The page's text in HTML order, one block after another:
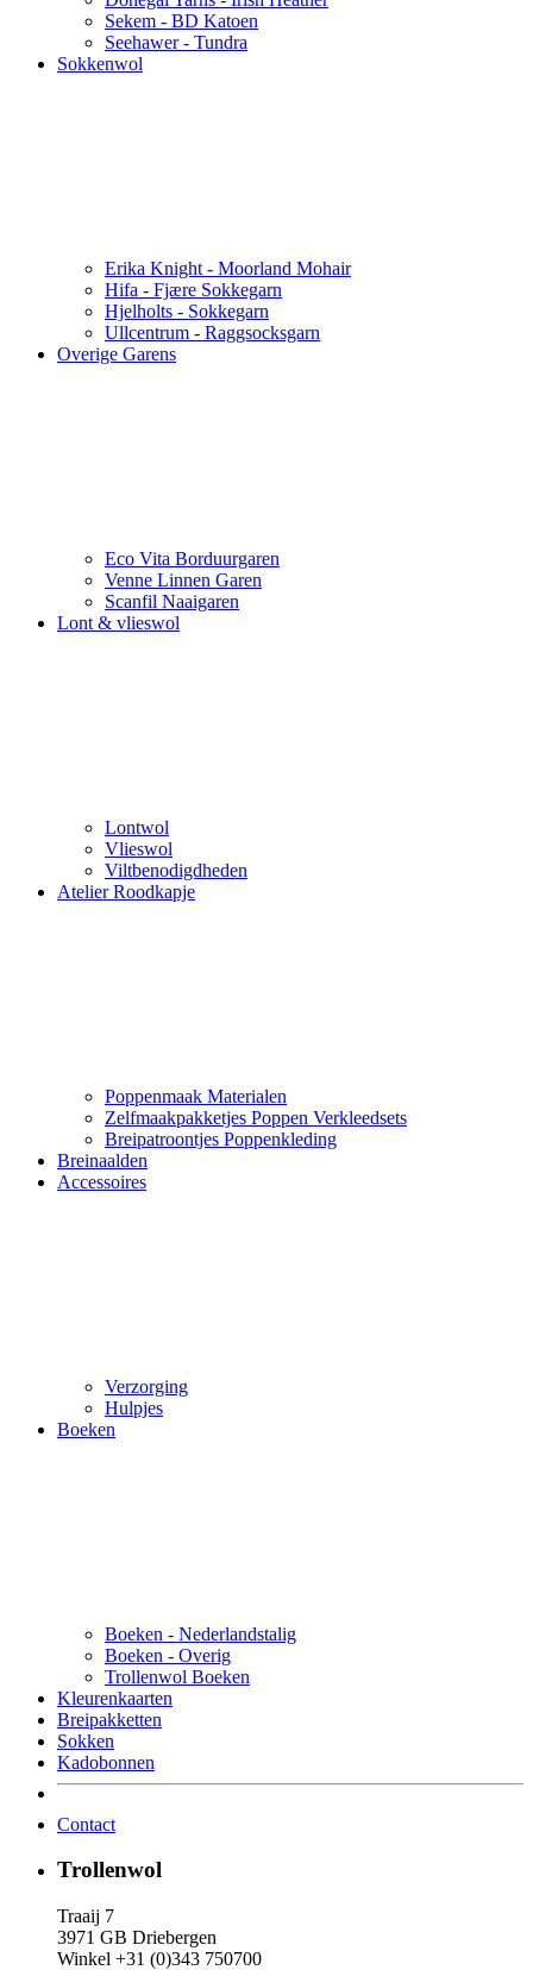
Sekem - BD Katoen
Seehawer - Tundra
Sokkenwol
Erika Knight - Moorland Mohair
Hifa - Fjære Sokkegarn
Hjelholts - Sokkegarn
Ullcentrum - Raggsocksgarn
Overige Garens
Eco Vita Borduurgaren
Venne Linnen Garen
Scanfil Naaigaren
Lont & vlieswol
Lontwol
Vlieswol
Viltbenodigdheden
Atelier Roodkapje
Poppenmaak Materialen
Zelfmaakpakketjes Poppen Verkleedsets
Breipatroontjes Poppenkleding
Breinaalden
Accessoires
Verzorging
Hulpjes
Boeken
Boeken - Nederlandstalig
Boeken - Overig
Trollenwol Boeken
Kleurenkaarten
Breipakketten
Sokken
Kadobonnen
Contact
Trollenwol
Traaij 7
3971 GB Driebergen
Winkel +31 (0)343 750700